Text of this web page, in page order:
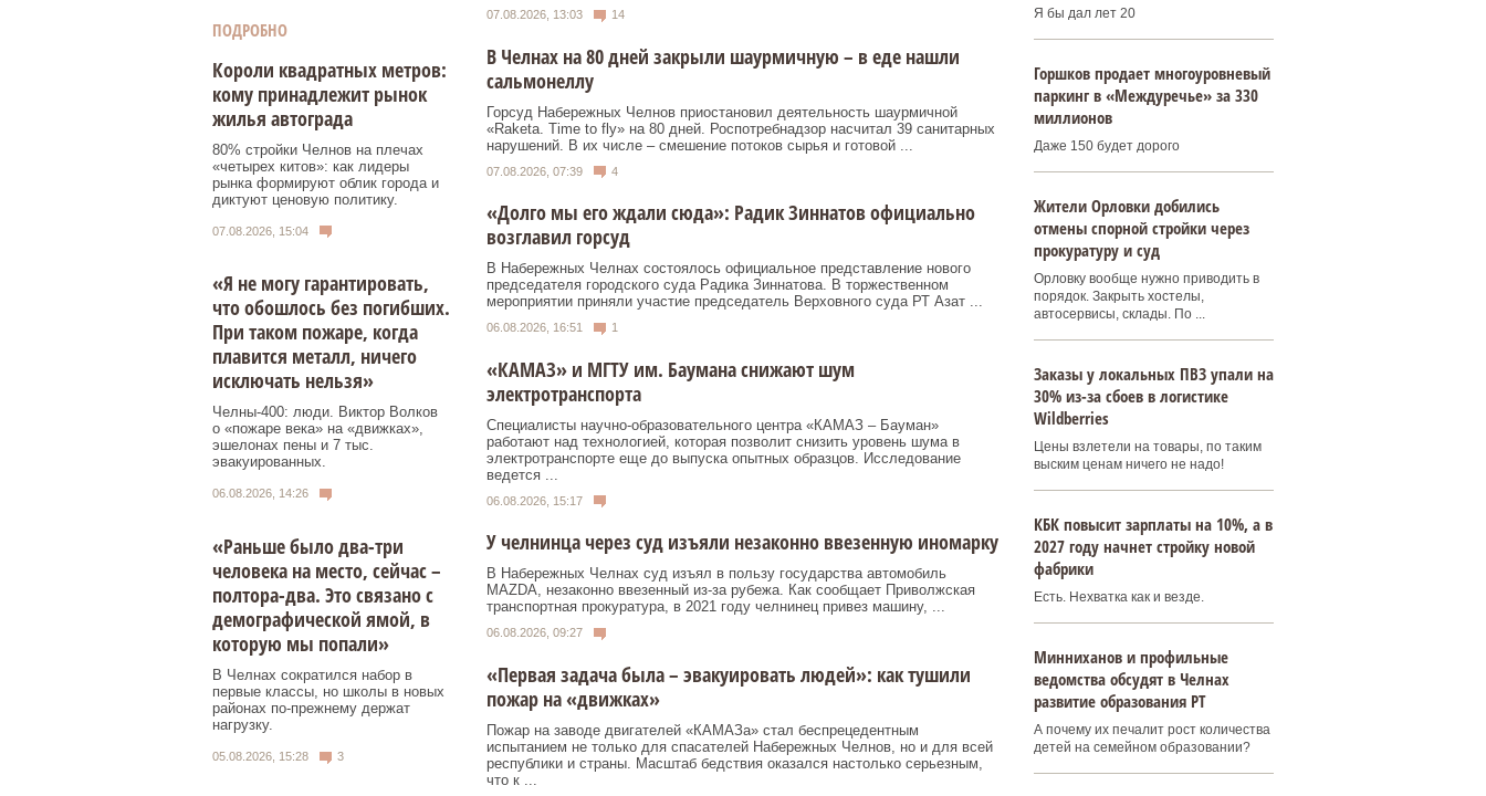
ПОДРОБНО
Короли квадратных метров:
кому принадлежит рынок
жилья автограда
80% стройки Челнов на плечах
«четырех китов»: как лидеры
рынка формируют облик города и
диктуют ценовую политику.
07.08.2026, 15:04
«Я не могу гарантировать,
что обошлось без погибших.
При таком пожаре, когда
плавится металл, ничего
исключать нельзя»
Челны-400: люди. Виктор Волков
о «пожаре века» на «движках»,
эшелонах пены и 7 тыс.
эвакуированных.
06.08.2026, 14:26
«Раньше было два-три
человека на место, сейчас –
полтора-два. Это связано с
демографической ямой, в
которую мы попали»
В Челнах сократился набор в
первые классы, но школы в новых
районах по-прежнему держат
нагрузку.
05.08.2026, 15:28 3
07.08.2026, 13:03 14
В Челнах на 80 дней закрыли шаурмичную – в еде нашли
сальмонеллу
Горсуд Набережных Челнов приостановил деятельность шаурмичной
«Raketa. Time to fly» на 80 дней. Роспотребнадзор насчитал 39 санитарных
нарушений. В их числе – смешение потоков сырья и готовой ...
07.08.2026, 07:39 4
«Долго мы его ждали сюда»: Радик Зиннатов официально
возглавил горсуд
В Набережных Челнах состоялось официальное представление нового
председателя городского суда Радика Зиннатова. В торжественном
мероприятии приняли участие председатель Верховного суда РТ Азат ...
06.08.2026, 16:51 1
«КАМАЗ» и МГТУ им. Баумана снижают шум
электротранспорта
Специалисты научно-образовательного центра «КАМАЗ – Бауман»
работают над технологией, которая позволит снизить уровень шума в
электротранспорте еще до выпуска опытных образцов. Исследование
ведется ...
06.08.2026, 15:17
У челнинца через суд изъяли незаконно ввезенную иномарку
В Набережных Челнах суд изъял в пользу государства автомобиль
MAZDA, незаконно ввезенный из‑за рубежа. Как сообщает Приволжская
транспортная прокуратура, в 2021 году челнинец привез машину, ...
06.08.2026, 09:27
«Первая задача была – эвакуировать людей»: как тушили
пожар на «движках»
Пожар на заводе двигателей «КАМАЗа» стал беспрецедентным
испытанием не только для спасателей Набережных Челнов, но и для всей
республики и страны. Масштаб бедствия оказался настолько серьезным,
что к ...
Я бы дал лет 20
Горшков продает многоуровневый
паркинг в «Междуречье» за 330
миллионов
Даже 150 будет дорого
Жители Орловки добились
отмены спорной стройки через
прокуратуру и суд
Орловку вообще нужно приводить в
порядок. Закрыть хостелы,
автосервисы, склады. По ...
Заказы у локальных ПВЗ упали на
30% из-за сбоев в логистике
Wildberries
Цены взлетели на товары, по таким
выским ценам ничего не надо!
КБК повысит зарплаты на 10%, а в
2027 году начнет стройку новой
фабрики
Есть. Нехватка как и везде.
Минниханов и профильные
ведомства обсудят в Челнах
развитие образования РТ
А почему их печалит рост количества
детей на семейном образовании?